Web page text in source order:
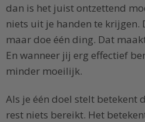
dan is het juist ontzettend
niets uit je handen te krijgen.
maar doe één ding. Dat
En wanneer jij erg effectief
minder moeilijk.
Als je één doel stelt betekent
rest niets bereikt. Het